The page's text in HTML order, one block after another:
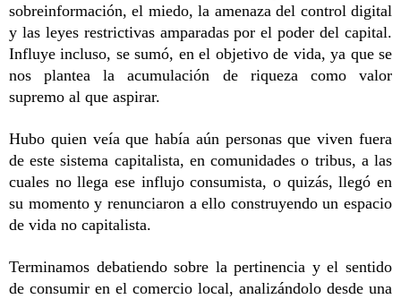
sobreinformación, el miedo, la amenaza del control digital
y las leyes restrictivas amparadas por el poder del capital.
Influye incluso, se sumó, en el objetivo de vida, ya que se
nos plantea la acumulación de riqueza como valor
supremo al que aspirar.
Hubo quien veía que había aún personas que viven fuera
de este sistema capitalista, en comunidades o tribus, a las
cuales no llega ese influjo consumista, o quizás, llegó en
su momento y renunciaron a ello construyendo un espacio
de vida no capitalista.
Terminamos debatiendo sobre la pertinencia y el sentido
de consumir en el comercio local, analizándolo desde una